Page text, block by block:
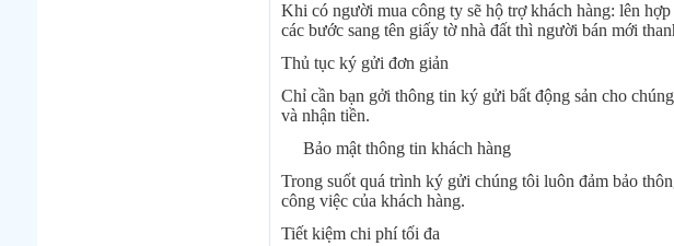
Khi có người mua công ty sẽ hộ trợ khách hàng: lên
các bước sang tên giấy tờ nhà đất thì người bán mới
Thủ tục ký gửi đơn giản
Chỉ cần bạn gởi thông tin ký gửi bất động sản cho
và nhận tiền.
Bảo mật thông tin khách hàng
Trong suốt quá trình ký gửi chúng tôi luôn đảm bảo
công việc của khách hàng.
Tiết kiệm chi phí tối đa